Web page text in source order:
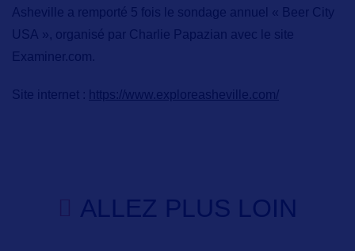
Asheville a remporté 5 fois le sondage annuel « Beer City
USA », organisé par Charlie Papazian avec le site
Examiner.com.
Site internet : https://www.exploreasheville.com/
ALLEZ PLUS LOIN